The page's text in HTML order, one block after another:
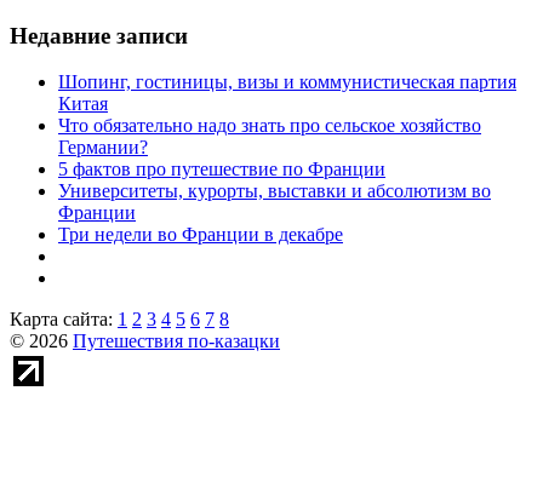
Недавние записи
Шопинг, гостиницы, визы и коммунистическая партия
Китая
Что обязательно надо знать про сельское хозяйство
Германии?
5 фактов про путешествие по Франции
Университеты, курорты, выставки и абсолютизм во
Франции
Три недели во Франции в декабре
Карта сайта: 1 2 3 4 5 6 7 8
© 2026 Путешествия по-казацки